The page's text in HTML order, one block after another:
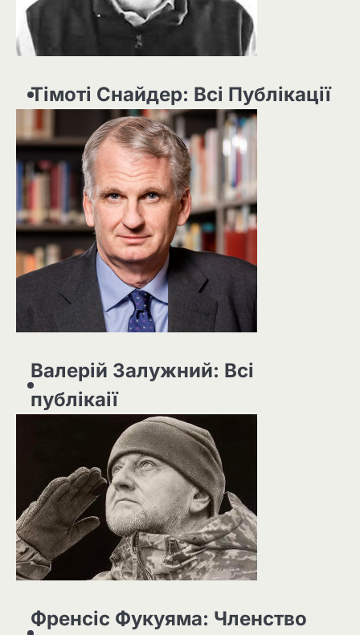
Тімоті Снайдер: Всі Публікації
Валерій Залужний: Всі
публікаії
Френсіс Фукуяма: Членство